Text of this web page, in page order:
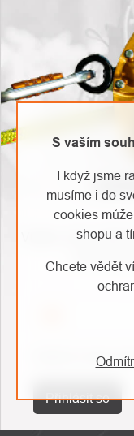
S vaším
I když jsme
musíme i do
cookies
shopu a
Chcete vědět
Vložte svůj e-mail
Vložením e-mailu
Přihlásit se